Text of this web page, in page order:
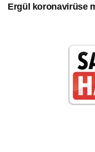
Ergül koronavirüse